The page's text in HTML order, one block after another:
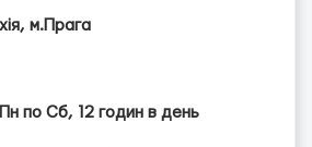
м.Прага
по Сб, 12 годин в день